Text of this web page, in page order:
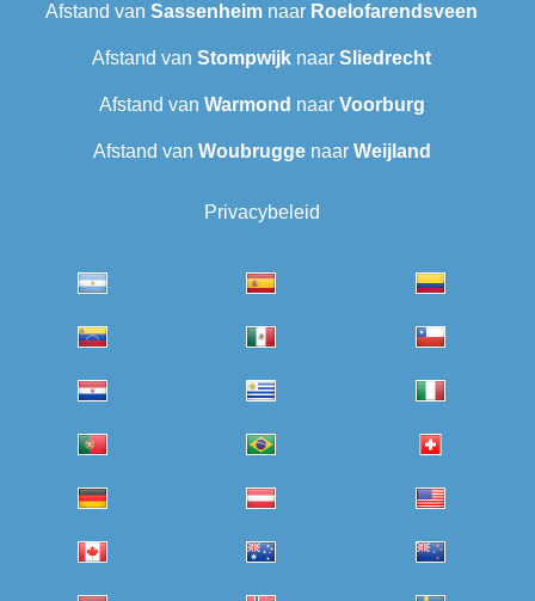
Afstand van Sassenheim naar Roelofarendsveen
Afstand van Stompwijk naar Sliedrecht
Afstand van Warmond naar Voorburg
Afstand van Woubruggenaar Weijland
Privacybeleid